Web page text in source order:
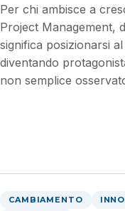
Per chi ambisce a
Project Management,
significa posizionarsi
diventando
non semplice
CAMBIAMENTO